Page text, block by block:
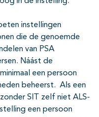
instellingen
die de genoemde
van PSA
Náást de
een persoon
beheerst. Als een
SIT zelf niet ALS-
een persoon